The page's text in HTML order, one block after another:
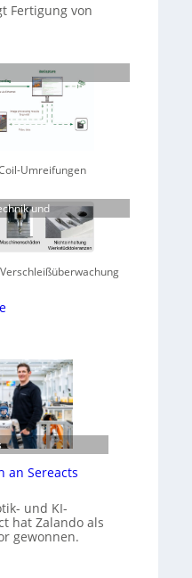
Fertigung von
Umreifungen
und
an Sereacts
und KI-
hat Zalando als
gewonnen.